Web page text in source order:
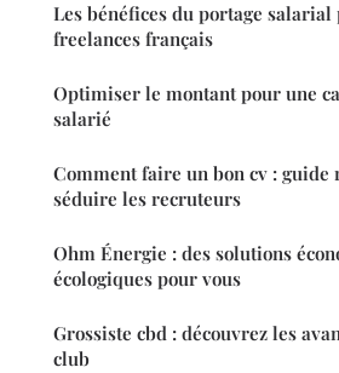
Les bénéfices du portage salarial
freelances français
Optimiser le montant pour une
salarié
Comment faire un bon cv : guide
séduire les recruteurs
Ohm Énergie : des solutions
écologiques pour vous
Grossiste cbd : découvrez les
club